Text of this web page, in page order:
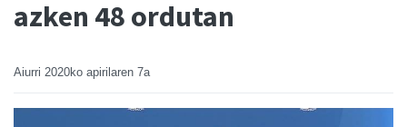
azken 48 ordutan
Aiurri 2020ko apirilaren 7a